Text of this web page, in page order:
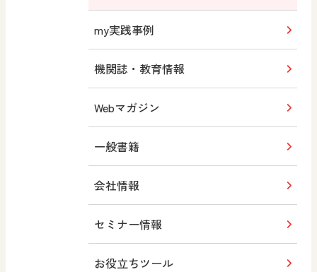
my実践事例
機関誌・教育情報
Webマガジン
一般書籍
会社情報
セミナー情報
お役立ちツール